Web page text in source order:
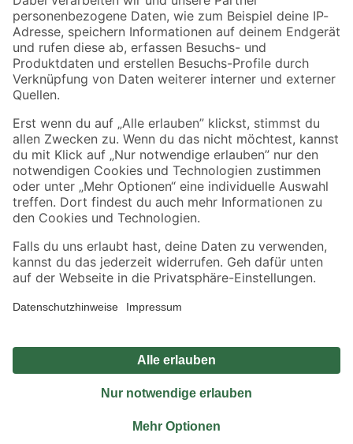
Zahlungsarten Versandarten
Sicher einkaufen
Jetzt die toom-App herunterladen
Alle Preisangaben in EUR inkl. gesetzl. MwSt.. Die dargestellten Angebote sind unter
Umständen nicht in allen Märkten verfügbar. Die angegebenen Verfügbarkeiten beziehen
Produkte nur solange der Vorrat reicht.
*Paketversand ab 59 € versandkostenfrei, gilt nicht für Artikel mit Speditionsversand, hier
Privatsphäre Impressum
Nutzungsbedingungen
Widerrufsrecht
Vertrag widerrufen
© 2026 toom Baumarkt GmbH